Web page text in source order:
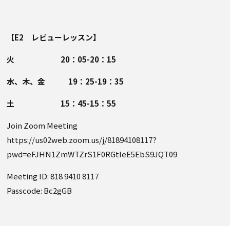
【E2 レビューレッスン】
火 20：05-20：15
水、木、金 19：25-19：35
土 15：45-15：55
Join Zoom Meeting
https://us02web.zoom.us/j/81894108117?
pwd=eFJHN1ZmWTZrS1F0RGtleE5EbS9JQT09
Meeting ID: 818 9410 8117
Passcode: Bc2gGB